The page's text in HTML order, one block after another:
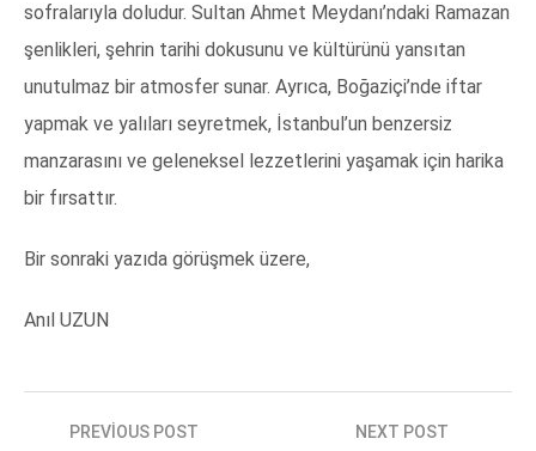
sofralarıyla doludur. Sultan Ahmet Meydanı’ndaki Ramazan
şenlikleri, şehrin tarihi dokusunu ve kültürünü yansıtan
unutulmaz bir atmosfer sunar. Ayrıca, Boğaziçi’nde iftar
yapmak ve yalıları seyretmek, İstanbul’un benzersiz
manzarasını ve geleneksel lezzetlerini yaşamak için harika
bir fırsattır.
Bir sonraki yazıda görüşmek üzere,
Anıl UZUN
YazıPREVIOUS POST NEXT POST